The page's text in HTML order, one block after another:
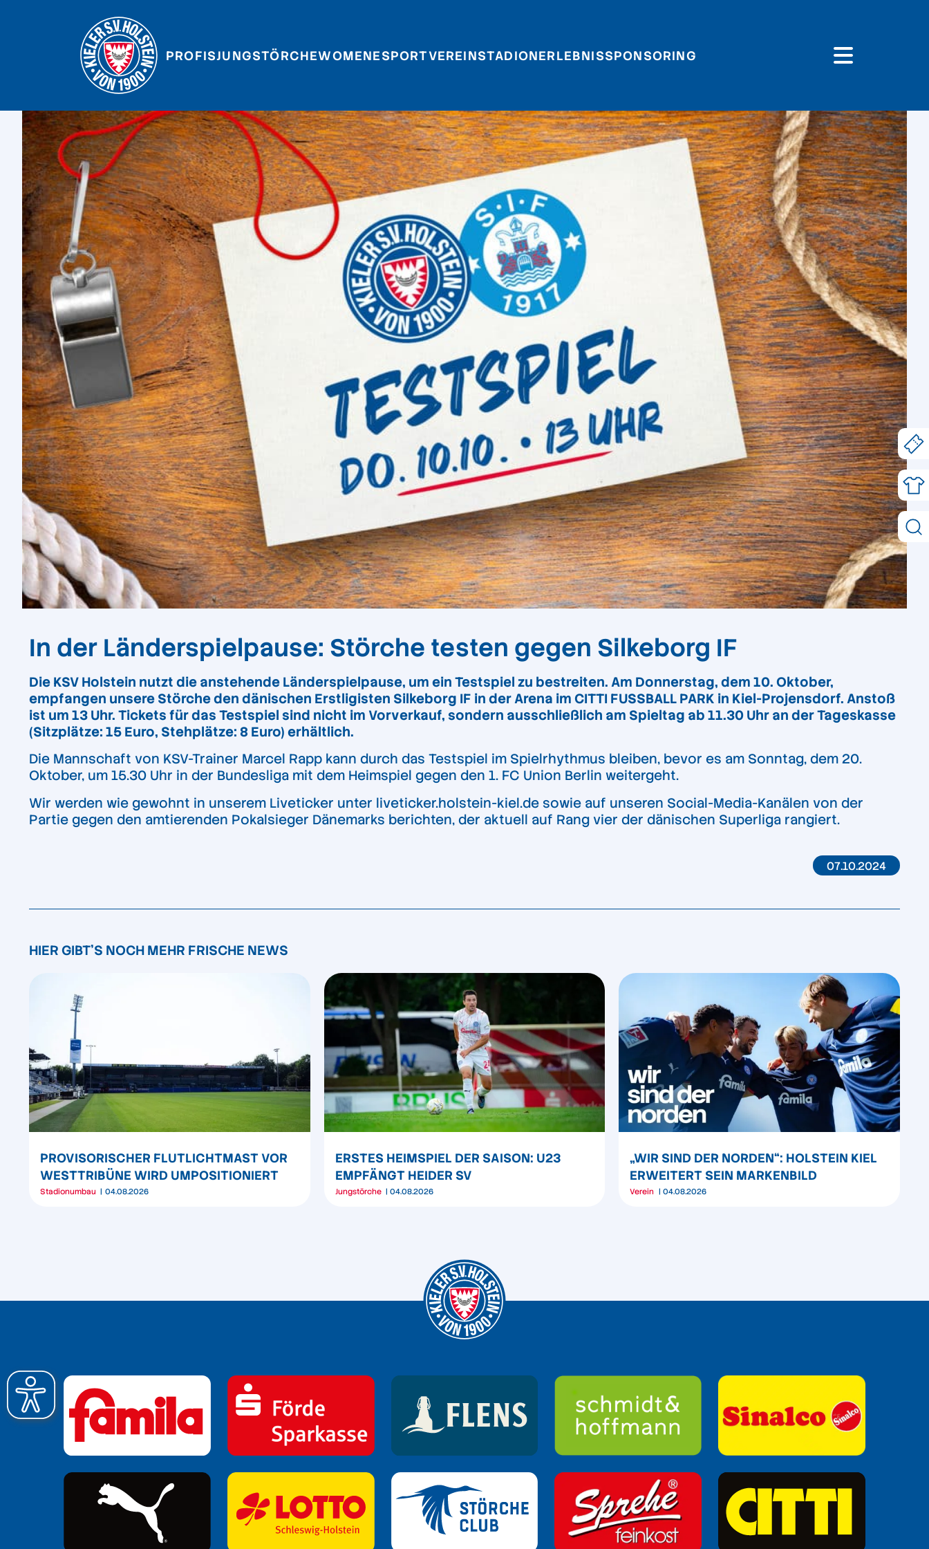
PROFISJUNGSTÖRCHEWOMENESPORTVEREINSTADIONERLEBNISSPONSORING
In der Länderspielpause: Störche testen gegen Silkeborg IF
Die KSV Holstein nutzt die anstehende Länderspielpause, um ein Testspiel zu bestreiten. Am Donnerstag, dem 10. Oktober,
empfangen unsere Störche den dänischen Erstligisten Silkeborg IF in der Arena im CITTI FUSSBALL PARK in Kiel-Projensdorf. Anstoß
ist um 13 Uhr. Tickets für das Testspiel sind nicht im Vorverkauf, sondern ausschließlich am Spieltag ab 11.30 Uhr an der Tageskasse
(Sitzplätze: 15 Euro, Stehplätze: 8 Euro) erhältlich.
Die Mannschaft von KSV-Trainer Marcel Rapp kann durch das Testspiel im Spielrhythmus bleiben, bevor es am Sonntag, dem 20.
Oktober, um 15.30 Uhr in der Bundesliga mit dem Heimspiel gegen den 1. FC Union Berlin weitergeht.
Wir werden wie gewohnt in unserem Liveticker unter liveticker.holstein-kiel.de sowie auf unseren Social-Media-Kanälen von der
Partie gegen den amtierenden Pokalsieger Dänemarks berichten, der aktuell auf Rang vier der dänischen Superliga rangiert.
07.10.2024
HIER GIBT'S NOCH MEHR FRISCHE NEWS
PROVISORISCHER FLUTLICHTMAST VOR
WESTTRIBÜNE WIRD UMPOSITIONIERT
Stadionumbau 04.08.2026
ERSTES HEIMSPIEL DER SAISON: U23
EMPFÄNGT HEIDER SV
Jungstörche 04.08.2026
„WIR SIND DER NORDEN“: HOLSTEIN KIEL
ERWEITERT SEIN MARKENBILD
Verein 04.08.2026